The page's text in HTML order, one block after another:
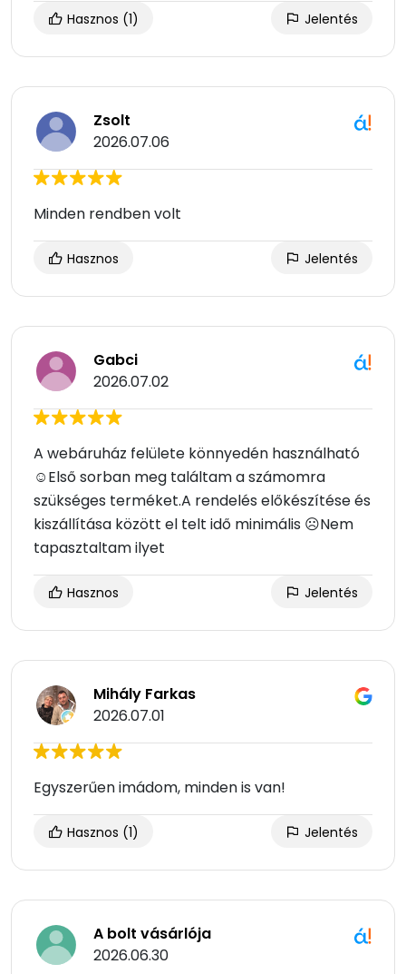
Hasznos (1) Jelentés
Zsolt
2026.07.06
Minden rendben volt
Hasznos Jelentés
Gabci
2026.07.02
A webáruház felülete könnyedén használható
☺Első sorban meg találtam a számomra
szükséges terméket.A rendelés előkészítése és
kiszállítása között el telt idő minimális ☹Nem
tapasztaltam ilyet
Hasznos Jelentés
Mihály Farkas
2026.07.01
Egyszerűen imádom, minden is van!
Hasznos (1) Jelentés
A bolt vásárlója
2026.06.30